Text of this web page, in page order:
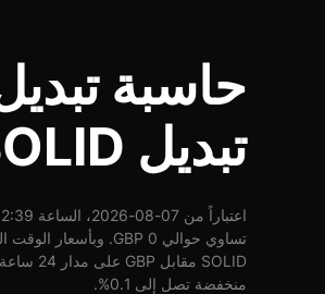
تبديل SOLID إلى GBP
منخفضة تصل إلى 0.1%.